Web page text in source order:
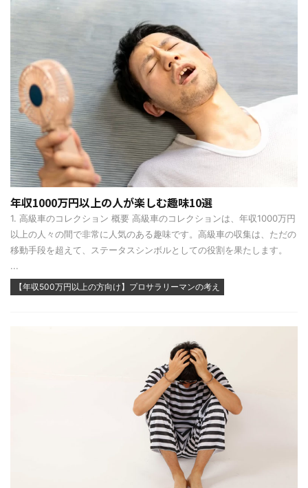
年収1000万円以上の人が楽しむ趣味10選
1. 高級車のコレクション 概要 高級車のコレクションは、年収1000万円
以上の人々の間で非常に人気のある趣味です。高級車の収集は、ただの
移動手段を超えて、ステータスシンボルとしての役割を果たします。
...
【年収500万円以上の方向け】プロサラリーマンの考え